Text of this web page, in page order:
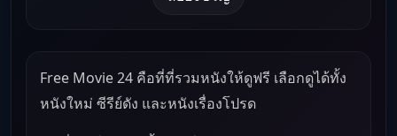
Free Movie 24 คือที่ที่รวมหนังให้ดูฟรี เลือกดูได้ทั้ง
หนังใหม่ ซีรีย์ดัง และหนังเรื่องโปรด